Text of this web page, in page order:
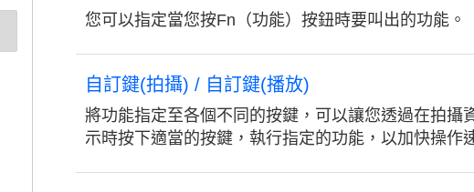
您可以指定當您按Fn（功能）按鈕時要叫出的功能。
自訂鍵(拍攝) / 自訂鍵(播放)
將功能指定至各個不同的按鍵，可以讓您透過在拍攝
示時按下適當的按鍵，執行指定的功能，以加快操作